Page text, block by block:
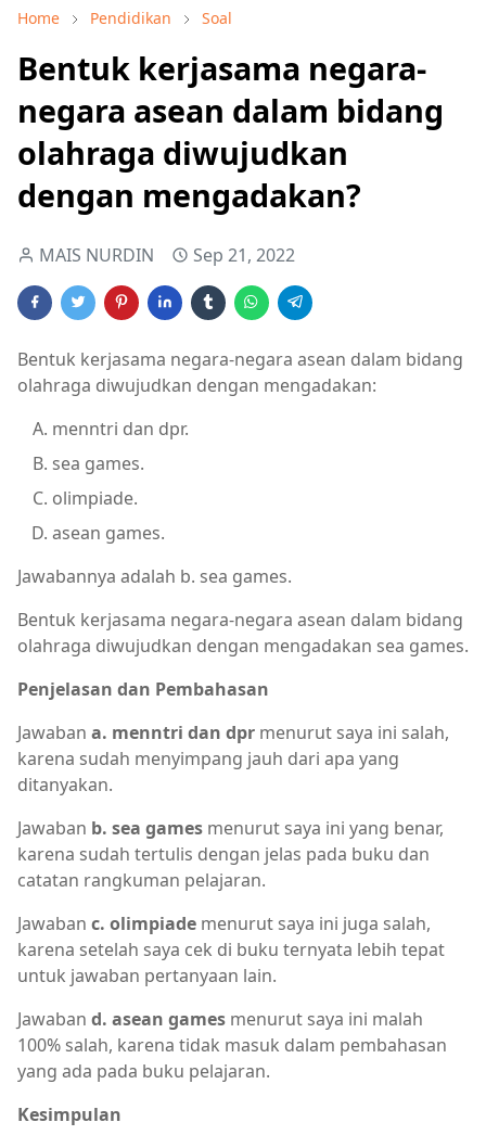
Home Pendidikan Soal
Bentuk kerjasama negara-
negara asean dalam bidang
olahraga diwujudkan
dengan mengadakan?
MAIS NURDIN Sep 21, 2022
Bentuk kerjasama negara-negara asean dalam bidang
olahraga diwujudkan dengan mengadakan:
menntri dan dpr.
sea games.
olimpiade.
asean games.
Jawabannya adalah b. sea games.
Bentuk kerjasama negara-negara asean dalam bidang
olahraga diwujudkan dengan mengadakan sea games.
Penjelasan dan Pembahasan
Jawaban a. menntri dan dpr menurut saya ini salah,
karena sudah menyimpang jauh dari apa yang
ditanyakan.
Jawaban b. sea games menurut saya ini yang benar,
karena sudah tertulis dengan jelas pada buku dan
catatan rangkuman pelajaran.
Jawaban c. olimpiade menurut saya ini juga salah,
karena setelah saya cek di buku ternyata lebih tepat
untuk jawaban pertanyaan lain.
Jawaban d. asean games menurut saya ini malah
100% salah, karena tidak masuk dalam pembahasan
yang ada pada buku pelajaran.
Kesimpulan